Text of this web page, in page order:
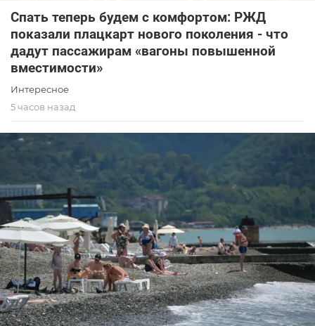
Спать теперь будем с комфортом: РЖД
показали плацкарт нового поколения - что
дадут пассажирам «вагоны повышенной
вместимости»
Интересное
5 часов назад